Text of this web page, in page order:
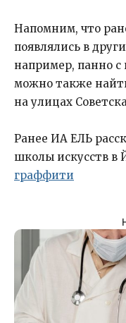
Напомним, что
появлялись в
например, панно
можно также
на улицах
Ранее ИА ЕЛЬ
школы искусств
граффити